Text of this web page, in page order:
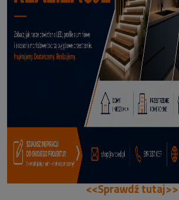
114,50 zł
DODAJ DO KOSZYKA
<<Sprawdź tutaj>>